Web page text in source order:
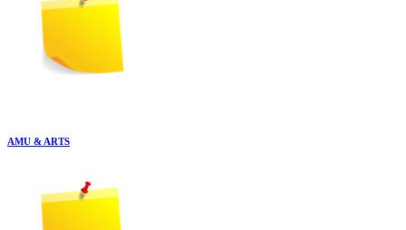
AMU & ARTS